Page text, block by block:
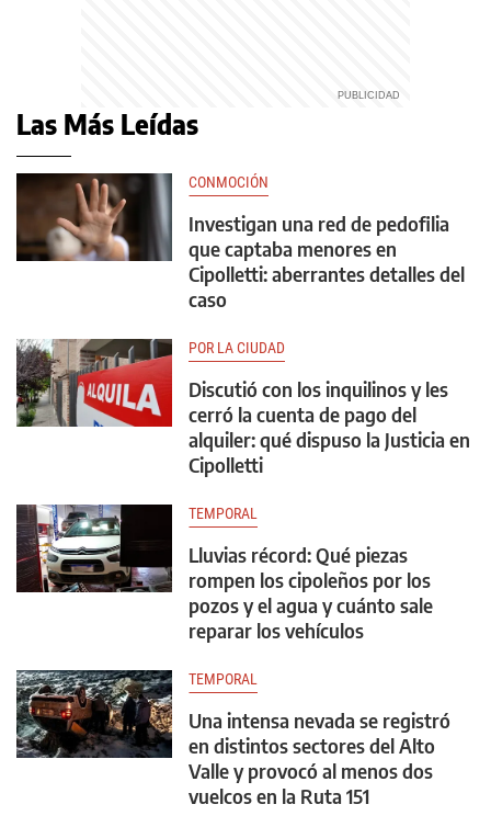
Las Más Leídas
CONMOCIÓN
Investigan una red de pedofilia
que captaba menores en
Cipolletti: aberrantes detalles del
caso
POR LA CIUDAD
Discutió con los inquilinos y les
cerró la cuenta de pago del
alquiler: qué dispuso la Justicia en
Cipolletti
TEMPORAL
Lluvias récord: Qué piezas
rompen los cipoleños por los
pozos y el agua y cuánto sale
reparar los vehículos
TEMPORAL
Una intensa nevada se registró
en distintos sectores del Alto
Valle y provocó al menos dos
vuelcos en la Ruta 151